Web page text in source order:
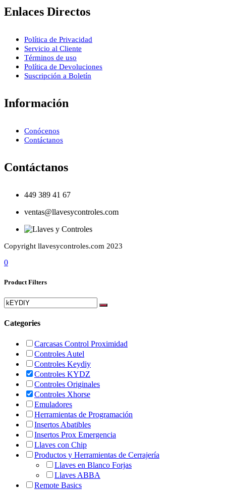
Enlaces Directos
Política de Privacidad
Servicio al Cliente
Términos de uso
Política de Devoluciones
Suscripción a Boletín
Información
Conócenos
Contáctanos
Contáctanos
449 389 41 67
ventas@llavesycontroles.com
Copyright llavesycontroles.com 2023
0
Product Filters
Categories
Carcasas Control Proximidad
Controles Autel
Controles Keydiy
Controles KYDZ
Controles Originales
Controles Xhorse
Emuladores
Herramientas de Programación
Insertos Abatibles
Insertos Prox Emergencia
Llaves con Chip
Productos y Herramientas de Cerrajería
Llaves en Blanco Forjas
Llaves ABBA
Remote Basics